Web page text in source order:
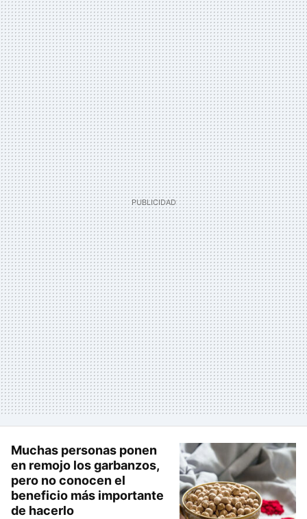
Muchas personas ponen
en remojo los garbanzos,
pero no conocen el
beneficio más importante
de hacerlo